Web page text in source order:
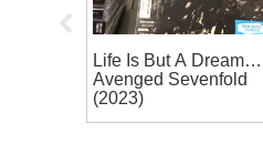
Life Is But A
Avenged Sevenfold
(2023)